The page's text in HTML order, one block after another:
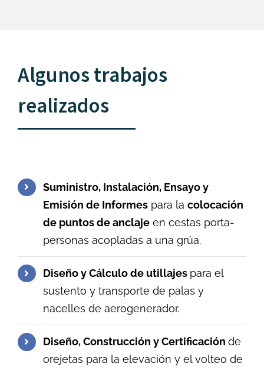
Algunos trabajos
realizados
Suministro, Instalación, Ensayo y
Emisión de Informes para lacolocación
de puntos de anclaje en cestas porta-
personas acopladas a una grúa.
Diseño y Cálculo de utillajes para el
sustento y transporte de palas y
nacelles de aerogenerador.
Diseño, Construcción y Certificaciónde
orejetas para la elevación y el volteo de